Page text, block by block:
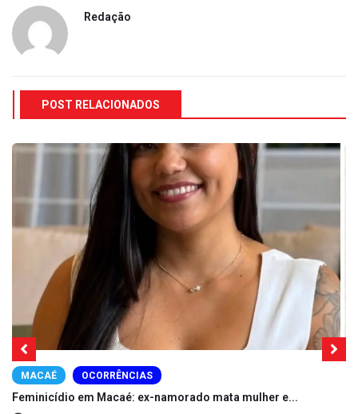
Redação
POST RELACIONADOS
MACAÉ OCORRÊNCIAS
Feminicídio em Macaé: ex-namorado mata mulher e...